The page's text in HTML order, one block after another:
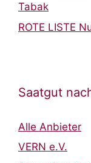
Tabak
ROTE LISTE
Saatgut
Alle Anbieter
VERN e.V.